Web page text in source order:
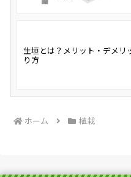
生垣とは？メリット・デメリ
り方
ホーム 植栽